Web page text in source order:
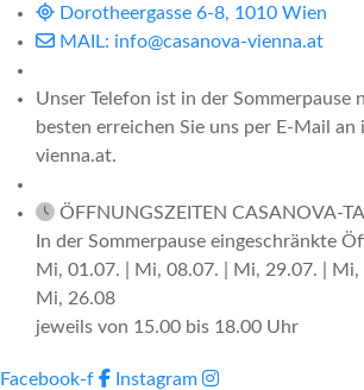
Dorotheergasse 6-8, 1010 Wien
MAIL: info@casanova-vienna.at
Unser Telefon ist in der Sommerpause
besten erreichen Sie uns per E-Mail an
vienna.at.
ÖFFNUNGSZEITEN CASANOVA-
In der Sommerpause eingeschränkte
Mi, 01.07. | Mi, 08.07. | Mi, 29.07. | Mi,
Mi, 26.08
jeweils von 15.00 bis 18.00 Uhr
Facebook-f
Instagram